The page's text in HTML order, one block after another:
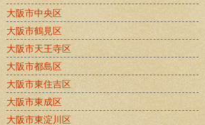
大阪市中央区
大阪市鶴見区
大阪市天王寺区
大阪市都島区
大阪市東住吉区
大阪市東成区
大阪市東淀川区